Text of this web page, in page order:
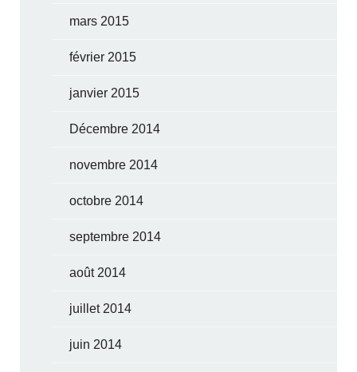
mars 2015
février 2015
janvier 2015
Décembre 2014
novembre 2014
octobre 2014
septembre 2014
août 2014
juillet 2014
juin 2014